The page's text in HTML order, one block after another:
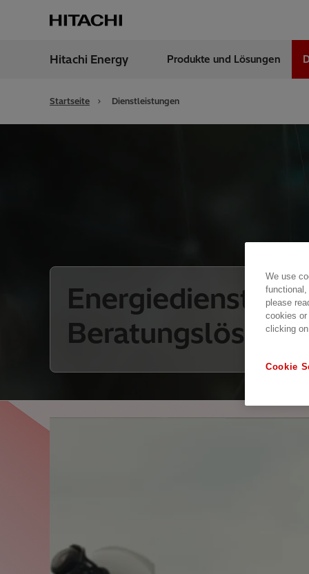
Hitachi Energy Produkte und Lösungen
Startseite Dienstleistungen
We use
please
cookies
clicking
Cookie